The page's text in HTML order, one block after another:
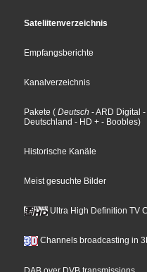
Sateliitenverzeichnis
Empfangsberichte
Kanalverzeichnis
Pakete ( Deutsch - ARD Digital -
Deutschland - HD + - Boobles)
Historische Kanäle
Meist gesuchte Bilder
Ultra High Definition TV
Channels broadcasting in